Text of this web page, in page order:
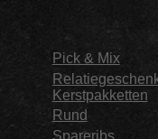
Pick & Mix
Kerstpakketten
Rund